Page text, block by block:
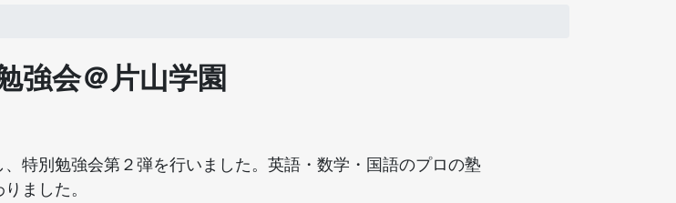
強会＠片山学園
特別勉強会第２弾を行いました。英語・数学・国語のプロの塾
ました。